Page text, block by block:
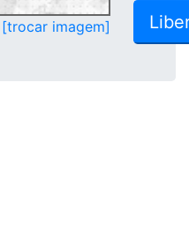
[trocar imagem]